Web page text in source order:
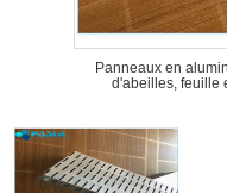
Panneaux en
d'abeilles, feuille